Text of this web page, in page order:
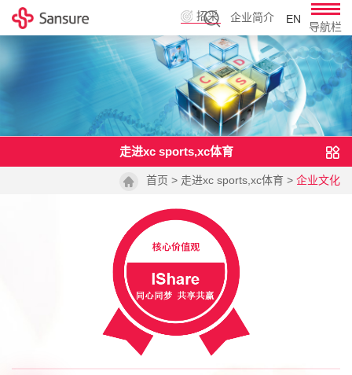
EN
企业简介
招采
导航栏
走进xc sports,xc体育
首页 > 走进xc sports,xc体育 > 企业文化